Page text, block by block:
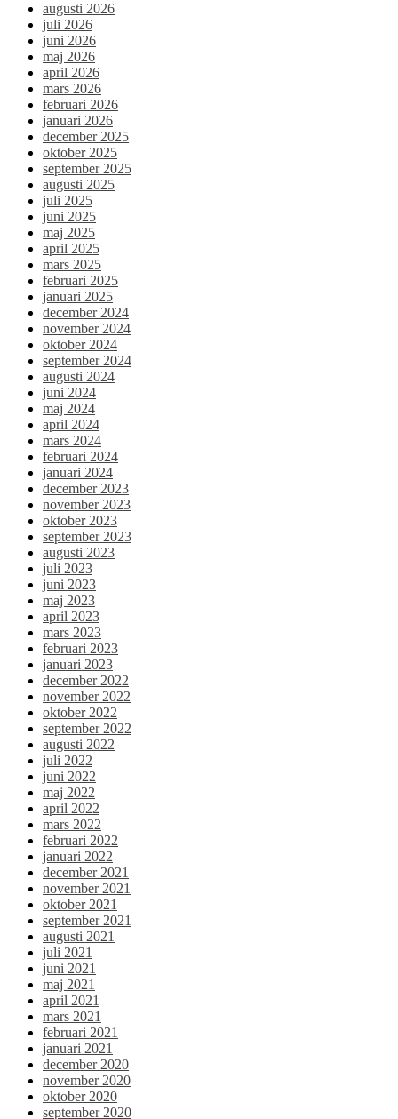
augusti 2026
juli 2026
juni 2026
maj 2026
april 2026
mars 2026
februari 2026
januari 2026
december 2025
oktober 2025
september 2025
augusti 2025
juli 2025
juni 2025
maj 2025
april 2025
mars 2025
februari 2025
januari 2025
december 2024
november 2024
oktober 2024
september 2024
augusti 2024
juni 2024
maj 2024
april 2024
mars 2024
februari 2024
januari 2024
december 2023
november 2023
oktober 2023
september 2023
augusti 2023
juli 2023
juni 2023
maj 2023
april 2023
mars 2023
februari 2023
januari 2023
december 2022
november 2022
oktober 2022
september 2022
augusti 2022
juli 2022
juni 2022
maj 2022
april 2022
mars 2022
februari 2022
januari 2022
december 2021
november 2021
oktober 2021
september 2021
augusti 2021
juli 2021
juni 2021
maj 2021
april 2021
mars 2021
februari 2021
januari 2021
december 2020
november 2020
oktober 2020
september 2020